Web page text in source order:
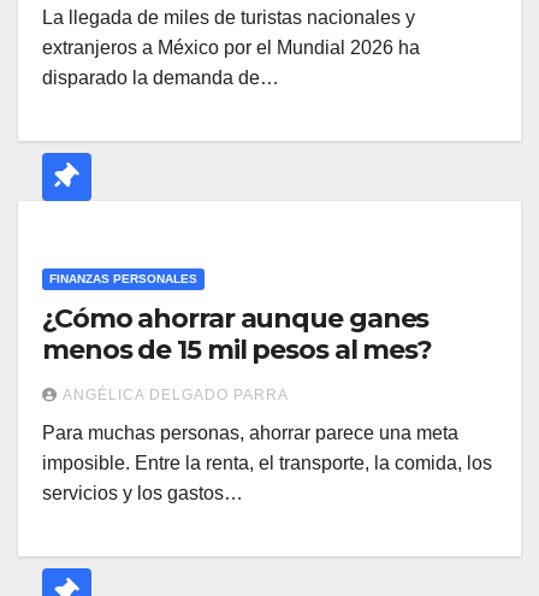
La llegada de miles de turistas nacionales y
extranjeros a México por el Mundial 2026 ha
disparado la demanda de…
FINANZAS PERSONALES
¿Cómo ahorrar aunque ganes
menos de 15 mil pesos al mes?
ANGÉLICA DELGADO PARRA
Para muchas personas, ahorrar parece una meta
imposible. Entre la renta, el transporte, la comida, los
servicios y los gastos…